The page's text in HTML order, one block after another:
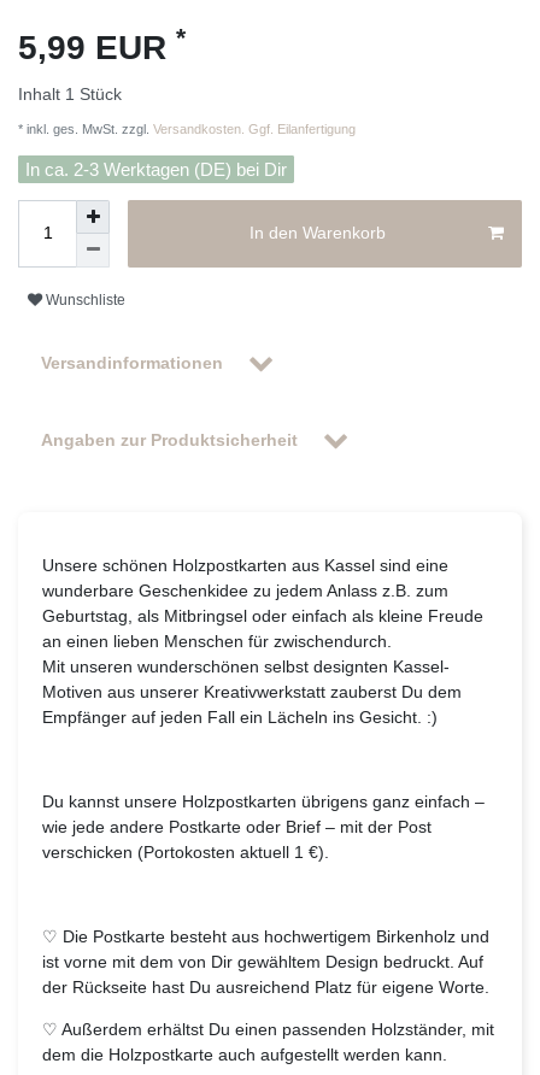
5,99 EUR *
Inhalt 1 Stück
* inkl. ges. MwSt. zzgl. Versandkosten. Ggf. Eilanfertigung
In ca. 2-3 Werktagen (DE) bei Dir
In den Warenkorb
Wunschliste
Versandinformationen
Angaben zur Produktsicherheit
Unsere schönen Holzpostkarten aus Kassel sind eine
wunderbare Geschenkidee zu jedem Anlass z.B. zum
Geburtstag, als Mitbringsel oder einfach als kleine Freude
an einen lieben Menschen für zwischendurch.
Mit unseren wunderschönen selbst designten Kassel-
Motiven aus unserer Kreativwerkstatt zauberst Du dem
Empfänger auf jeden Fall ein Lächeln ins Gesicht. :)
Du kannst unsere Holzpostkarten übrigens ganz einfach –
wie jede andere Postkarte oder Brief – mit der Post
verschicken (Portokosten aktuell 1 €).
♡ Die Postkarte besteht aus hochwertigem Birkenholz und
ist vorne mit dem von Dir gewähltem Design bedruckt. Auf
der Rückseite hast Du ausreichend Platz für eigene Worte.
♡ Außerdem erhältst Du einen passenden Holzständer, mit
dem die Holzpostkarte auch aufgestellt werden kann.